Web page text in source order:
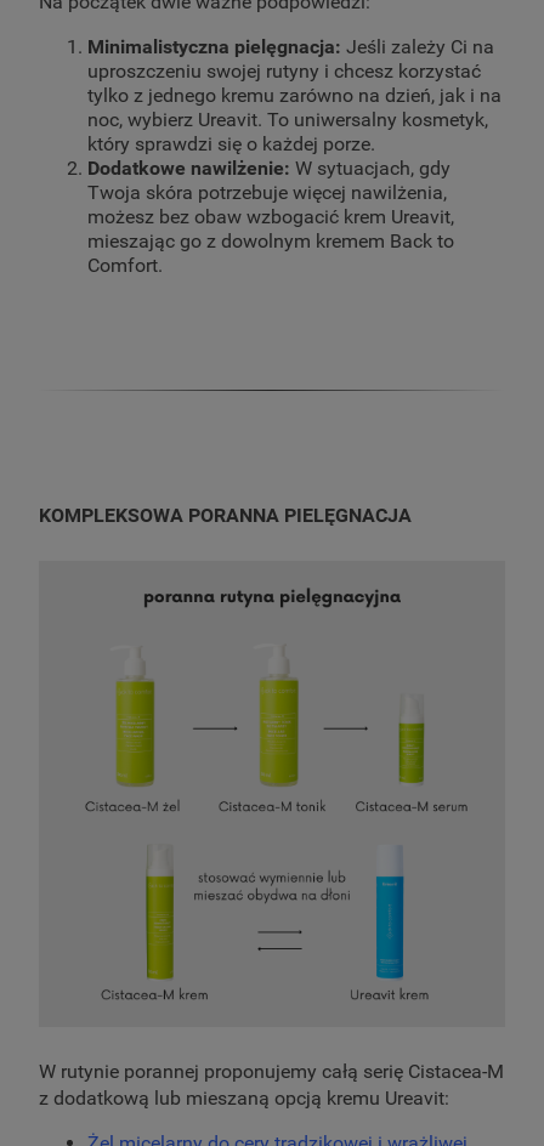
Minimalistyczna pielęgnacja: Jeśli zależy Ci na
uproszczeniu swojej rutyny i chcesz korzystać
tylko z jednego kremu zarówno na dzień, jak i na
noc, wybierz Ureavit. To uniwersalny kosmetyk,
który sprawdzi się o każdej porze.
Dodatkowe nawilżenie: W sytuacjach, gdy
Twoja skóra potrzebuje więcej nawilżenia,
możesz bez obaw wzbogacić krem Ureavit,
mieszając go z dowolnym kremem Back to
Comfort.
KOMPLEKSOWA PORANNA PIELĘGNACJA
W rutynie porannej proponujemy całą serię Cistacea-M
z dodatkową lub mieszaną opcją kremu Ureavit: